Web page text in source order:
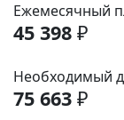
Ежемесячный
45 398 ₽
Необходимый
75 663 ₽